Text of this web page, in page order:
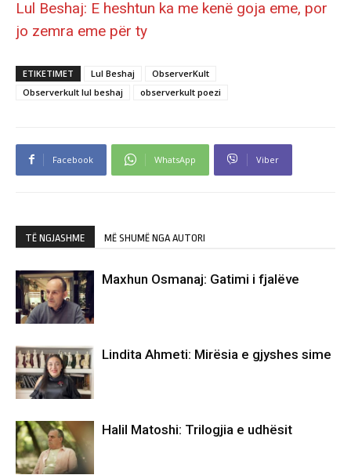
Lul Beshaj: E heshtun ka me kenë goja eme, por
jo zemra eme për ty
ETIKETIMET Lul Beshaj
ObserverKult
Observerkult lul beshaj
observerkult poezi
Facebook WhatsApp Viber
TË NGJASHME MË SHUMË NGA AUTORI
Maxhun Osmanaj: Gatimi i fjalëve
Lindita Ahmeti: Mirësia e gjyshes sime
Halil Matoshi: Trilogjia e udhësit